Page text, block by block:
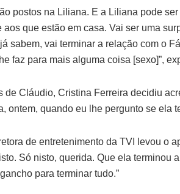
postos na Liliana. E a Liliana pode
aos que estão em casa. Vai ser uma
sabem, vai terminar a relação com o
faz para mais alguma coisa [sexo]”,
de Cláudio, Cristina Ferreira decidiu
ontem, quando eu lhe pergunto se ela
de entretenimento da TVI levou o
Só nisto, querida. Que ela terminou
para terminar tudo.”